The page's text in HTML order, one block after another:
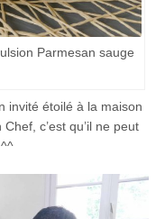
Parmesan sauge
invité étoilé à la maison
c’est qu’il ne peut